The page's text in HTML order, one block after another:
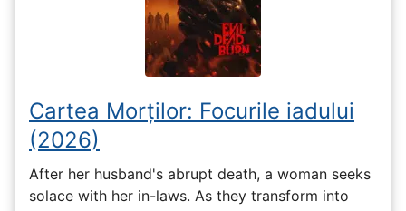
Cartea Morților: Focurile iadului
(2026)
After her husband's abrupt death, a woman seeks
solace with her in-laws. As they transform into